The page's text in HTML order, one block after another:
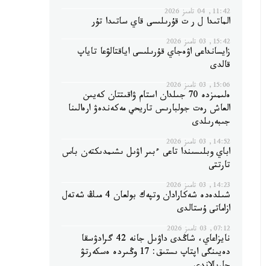
11:42, 04 تامىز 2026
الماتىدا ل ر ت قۇرىلىسى قاي ساتىدا تۇر
15:42, 03 تامىز 2026
زايسانداعى اۋەجاي قۇرىلىسى اياقتالۋعا تاياپ
قالدى
15:06, 03 تامىز 2026
ەلىمىزدە 70 جىلدان استام ۋاقىتتان كەيىن
العاش رەت جولبارىس تاريحي مەكەندەۋ ارەالىنا
جىبەرىلدى
14:52, 03 تامىز 2026
اباي وبلىسىندا تاعى ءبىر اۋىل ىشىمدىكتەن باس
تارتتى
14:23, 03 تامىز 2026
شىلدەدە شەكارادان وتپەك بولعان 4 مىڭ شەتەل
ازاماتى ۇستالدى
07:12, 03 تامىز 2026
نايزاعاي، شاڭدى داۋىل جانە 42 گرادۋسقا
دەيىنگى اپتاپ ىستىق: 17 وڭىردە ەسكەرتۋ